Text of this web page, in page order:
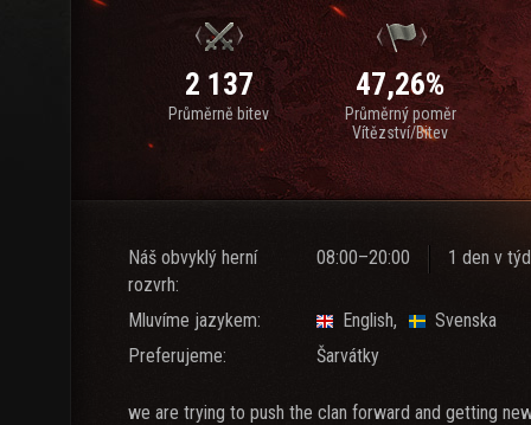
2 137
Průměrně bitev
47,26%
Průměrný poměr
Vítězství/Bitev
Náš obvyklý herní
rozvrh:
08:00–20:00 1 den v
Mluvíme jazykem: English
Svenska
Preferujeme:
Šarvátky
we are trying to push the clan forward and getting